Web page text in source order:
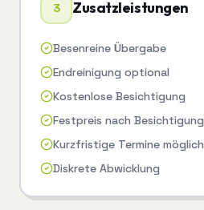
3 Zusatzleistungen
Besenreine Übergabe
Endreinigung optional
Kostenlose Besichtigung
Festpreis nach Besichtigung
Kurzfristige Termine möglich
Diskrete Abwicklung